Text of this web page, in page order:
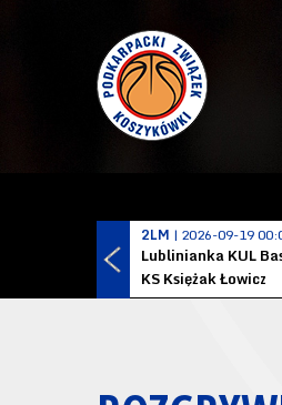
2LM | 2026-09-19
Lublinianka KUL
KS Księżak Łowicz